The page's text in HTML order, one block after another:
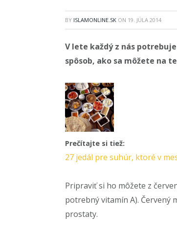
BY ISLAMONLINE.SK ON 19. JÚLA 2014
V lete každý z nás
spôsob, ako sa môžete na
Prečítajte si tiež:
27 jedál pre suhúr, ktoré v
Pripraviť si ho môžete z
potrebný vitamín A). Červený
prostaty.